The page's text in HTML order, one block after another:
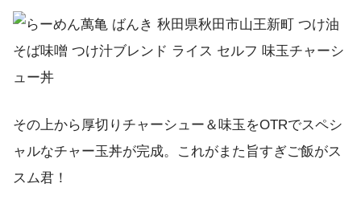
その上から厚切りチャーシュー＆味玉をOTRでスペシ
ャルなチャー玉丼が完成。これがまた旨すぎご飯がス
スム君！